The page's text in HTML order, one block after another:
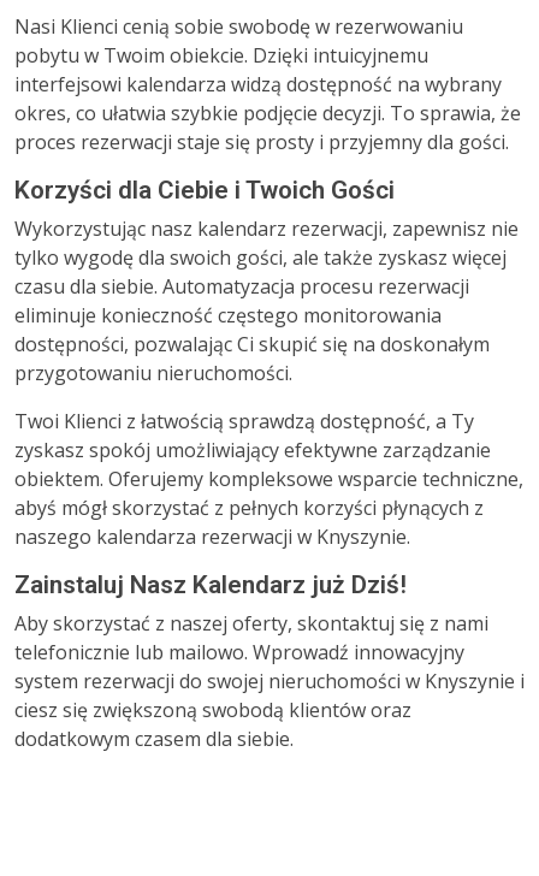
Nasi Klienci cenią sobie swobodę w rezerwowaniu
pobytu w Twoim obiekcie. Dzięki intuicyjnemu
interfejsowi kalendarza widzą dostępność na wybrany
okres, co ułatwia szybkie podjęcie decyzji. To sprawia, że
proces rezerwacji staje się prosty i przyjemny dla gości.
Korzyści dla Ciebie i Twoich Gości
Wykorzystując nasz kalendarz rezerwacji, zapewnisz nie
tylko wygodę dla swoich gości, ale także zyskasz więcej
czasu dla siebie. Automatyzacja procesu rezerwacji
eliminuje konieczność częstego monitorowania
dostępności, pozwalając Ci skupić się na doskonałym
przygotowaniu nieruchomości.
Twoi Klienci z łatwością sprawdzą dostępność, a Ty
zyskasz spokój umożliwiający efektywne zarządzanie
obiektem. Oferujemy kompleksowe wsparcie techniczne,
abyś mógł skorzystać z pełnych korzyści płynących z
naszego kalendarza rezerwacji w Knyszynie.
Zainstaluj Nasz Kalendarz już Dziś!
Aby skorzystać z naszej oferty, skontaktuj się z nami
telefonicznie lub mailowo. Wprowadź innowacyjny
system rezerwacji do swojej nieruchomości w Knyszynie i
ciesz się zwiększoną swobodą klientów oraz
dodatkowym czasem dla siebie.